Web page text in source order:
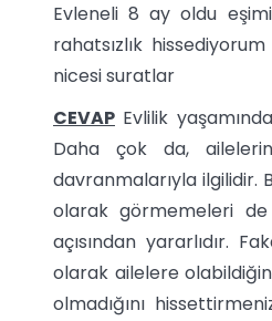
Evleneli 8 ay oldu
rahatsızlık
nicesi suratlar
CEVAP Evlilik
Daha çok da,
davranmalarıyla ilgilidir.
olarak görmemeleri
açısından yararlıdır.
olarak ailelere
olmadığını